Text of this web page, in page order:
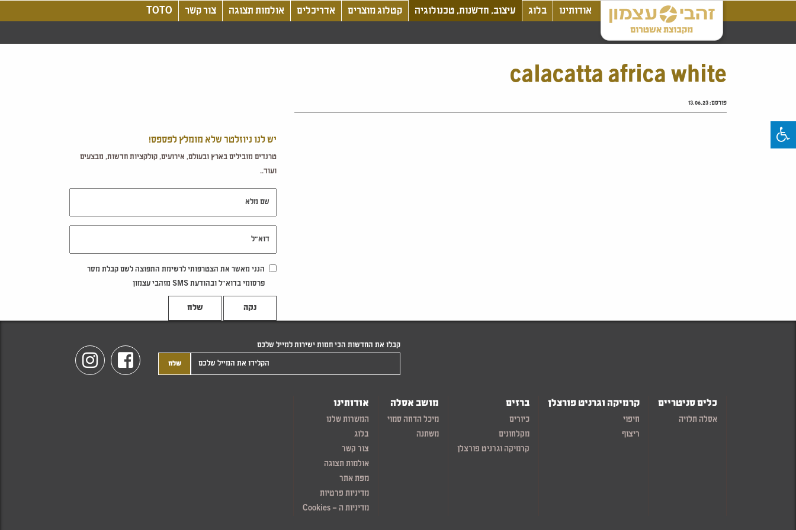
אודותינו בלוג עיצוב, חדשנות, טכנולוגיה קטלוג מוצרים אדריכלים אולמות תצוגה צור קשר TOTO
calacatta africa white
פורסם:13.06.23
יש לנו ניוזלטר שלא מומלץ לפספס!
טרנדים מובילים בארץ ובעולם, אירועים, קולקציות חדשות, מבצעים
ועוד..
הנני מאשר את הצטרפותי לרשימת התפוצה לשם קבלת מסר
פרסומי בדוא"ל ובהודעת SMS מזהבי עצמון
נקה
Facebook
Instagram
קבלו את החדשות הכי חמות ישירות למייל שלכם
כלים סניטריים
אסלה תלויה
קרמיקה וגרניט פורצלן
חיפוי
ריצוף
ברזים
כיורים
מקלחונים
קרמיקה וגרניט פורצלן
מושב אסלה
מיכל הדחה סמוי
משתנה
אודותינו
המשרות שלנו
בלוג
צור קשר
אולמות תצוגה
מפת אתר
מדיניות פרטיות
מדיניות ה – Cookies